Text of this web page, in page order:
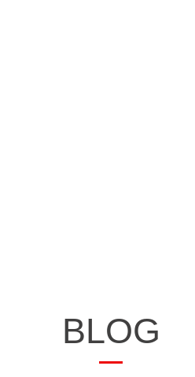
BLOG